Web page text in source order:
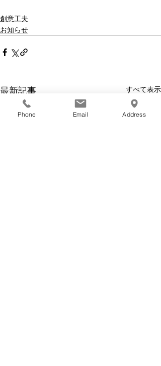
創意工夫
お知らせ
最新記事 すべて表示
Phone Email Address